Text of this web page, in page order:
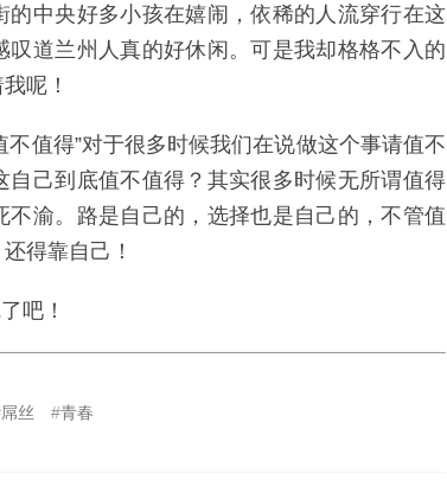
中央好多小孩在嬉闹，依稀的人流穿行在这
道兰州人真的好休闲。可是我却格格不入的
呢！
值得”对于很多时候我们在说做这个事请值不
己到底值不值得？其实很多时候无所谓值得
渝。路是自己的，选择也是自己的，不管值
得靠自己！
吧！
屌丝 青春